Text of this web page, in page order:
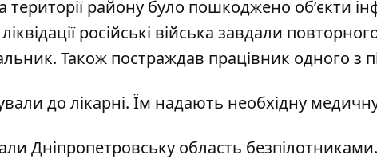
території району було пошкоджено об’єкти
російські війська завдали
Також постраждав працівник одного з
до лікарні. Їм надають необхідну
Дніпропетровську область безпілотниками